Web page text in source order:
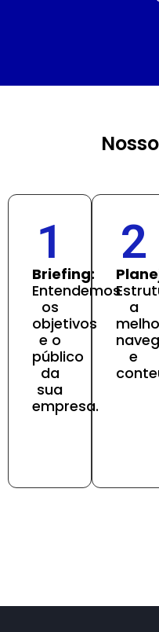
1
Briefing:
Entendemos
os
objetivos
e o
público
da
sua
empresa.
2
a
e